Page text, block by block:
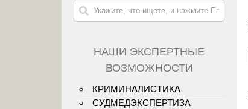
НАШИ ЭКСПЕРТНЫЕ
ВОЗМОЖНОСТИ
КРИМИНАЛИСТИКА
СУДМЕДЭКСПЕРТИЗА